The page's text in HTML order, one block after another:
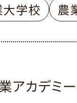
学校 農
アカデミ